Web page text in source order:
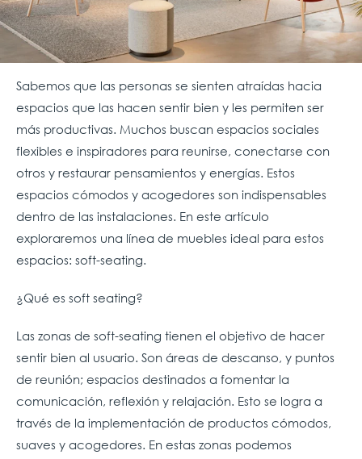
Sabemos que las personas se sienten atraídas hacia
espacios que las hacen sentir bien y les permiten ser
más productivas. Muchos buscan espacios sociales
flexibles e inspiradores para reunirse, conectarse con
otros y restaurar pensamientos y energías. Estos
espacios cómodos y acogedores son indispensables
dentro de las instalaciones. En este artículo
exploraremos una línea de muebles ideal para estos
espacios: soft-seating.
¿Qué es soft seating?
Las zonas de soft-seating tienen el objetivo de hacer
sentir bien al usuario. Son áreas de descanso, y puntos
de reunión; espacios destinados a fomentar la
comunicación, reflexión y relajación. Esto se logra a
través de la implementación de productos cómodos,
suaves y acogedores. En estas zonas podemos